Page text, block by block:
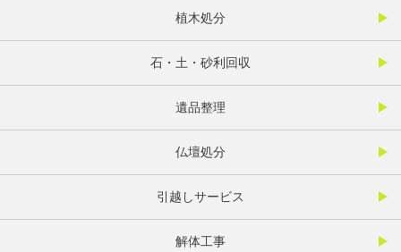
植木処分
石・土・砂利回収
遺品整理
仏壇処分
引越しサービス
解体工事